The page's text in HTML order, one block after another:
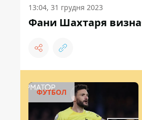
13:04, 31 грудня 2023
Фани Шахтаря
ФУТБОЛ